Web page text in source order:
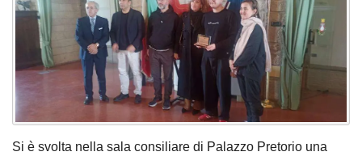
Si è svolta nella sala consiliare di Palazzo Pretorio una